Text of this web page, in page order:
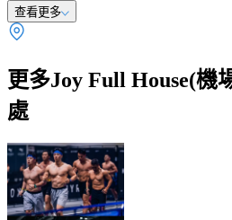
查看更多
更多Joy Full House(機
處